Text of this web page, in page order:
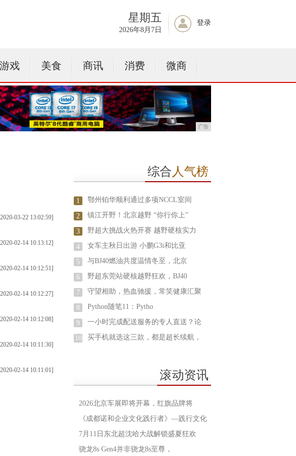
星期五
2026年8月7日
登录
游戏 美食 商讯 消费 微商
广告
03-22 13:02:59]
02-14 10:13:12]
02-14 10:12:51]
02-14 10:12:27]
02-14 10:12:08]
02-14 10:11:30]
02-14 10:11:01]
综合 人气榜
1 鄂州铂华顺利通过多项NCCL室间
2 镇江开野！北京越野 “你行你上”
3 野超大挑战火热开赛 越野硬核实力
4 女车主秋日出游 小鹏G3i和比亚
5 与BJ40燃油共度温情冬至，北京
6 野超东莞站硬核越野狂欢，BJ40
7 守望相助，热血驰援，常笑健康汇聚
8 Python随笔11：Pytho
9 一小时完成配送服务的专人直送？论
10 买手机就选这三款，都是超长续航，
滚动资讯
2026北京车展即将开幕，红旗品牌将
《成都诺和企业文化践行者》—践行文化
7月11日东北超沈哈大战解锁盛夏狂欢
骁龙8s Gen4并非骁龙8s至尊，